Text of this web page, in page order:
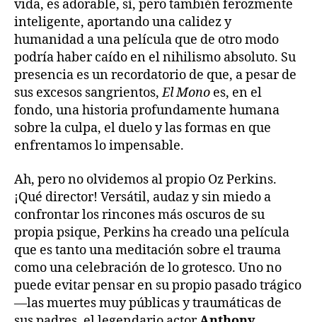
vida, es adorable, sí, pero también ferozmente
inteligente, aportando una calidez y
humanidad a una película que de otro modo
podría haber caído en el nihilismo absoluto. Su
presencia es un recordatorio de que, a pesar de
sus excesos sangrientos,El Mono es, en el
fondo, una historia profundamente humana
sobre la culpa, el duelo y las formas en que
enfrentamos lo impensable.
Ah, pero no olvidemos al propio Oz Perkins.
¡Qué director! Versátil, audaz y sin miedo a
confrontar los rincones más oscuros de su
propia psique, Perkins ha creado una película
que es tanto una meditación sobre el trauma
como una celebración de lo grotesco. Uno no
puede evitar pensar en su propio pasado trágico
—las muertes muy públicas y traumáticas de